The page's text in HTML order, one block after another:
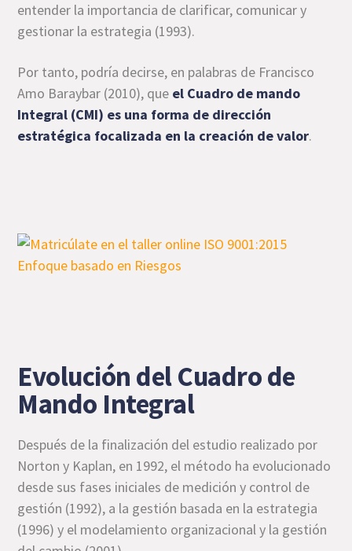
entender la importancia de clarificar, comunicar y
gestionar la estrategia (1993).
Por tanto, podría decirse, en palabras de Francisco
Amo Baraybar (2010), que el Cuadro de mando
Integral (CMI) es una forma de dirección
estratégica focalizada en la creación de valor.
Evolución del Cuadro de
Mando Integral
Después de la finalización del estudio realizado por
Norton y Kaplan, en 1992, el método ha evolucionado
desde sus fases iniciales de medición y control de
gestión (1992), a la gestión basada en la estrategia
(1996) y el modelamiento organizacional y la gestión